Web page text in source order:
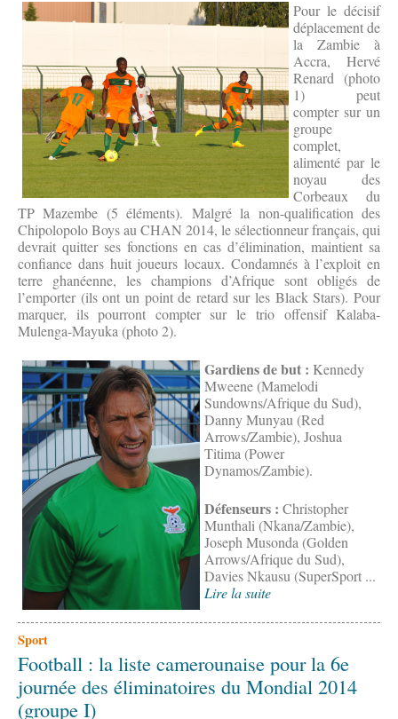
Pour le décisif
déplacement de
la Zambie à
Accra, Hervé
Renard (photo
1) peut
compter sur un
groupe
complet,
alimenté par le
noyau des
Corbeaux du
TP Mazembe (5 éléments). Malgré la non-qualification des
Chipolopolo Boys au CHAN 2014, le sélectionneur français, qui
devrait quitter ses fonctions en cas d’élimination, maintient sa
confiance dans huit joueurs locaux. Condamnés à l’exploit en
terre ghanéenne, les champions d’Afrique sont obligés de
l’emporter (ils ont un point de retard sur les Black Stars). Pour
marquer, ils pourront compter sur le trio offensif Kalaba-
Mulenga-Mayuka (photo 2).
Gardiens de but : Kennedy
Mweene (Mamelodi
Sundowns/Afrique du Sud),
Danny Munyau (Red
Arrows/Zambie), Joshua
Titima (Power
Dynamos/Zambie).
Défenseurs : Christopher
Munthali (Nkana/Zambie),
Joseph Musonda (Golden
Arrows/Afrique du Sud),
Davies Nkausu (SuperSport ...
Lire la suite
Sport
Football : la liste camerounaise pour la 6e
journée des éliminatoires du Mondial 2014
(groupe I)